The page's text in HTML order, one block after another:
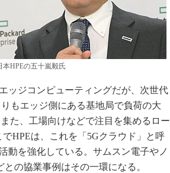
本HPEの五十嵐毅氏
ッジコンピューティングだが、次世代
もエッジ側にある基地局で負荷の大
た、工場向けなどで注目を集めるロー
HPEは、これを「5Gクラウド」と呼
動を強化している。サムスン電子やノ
の協業事例はその一環になる。